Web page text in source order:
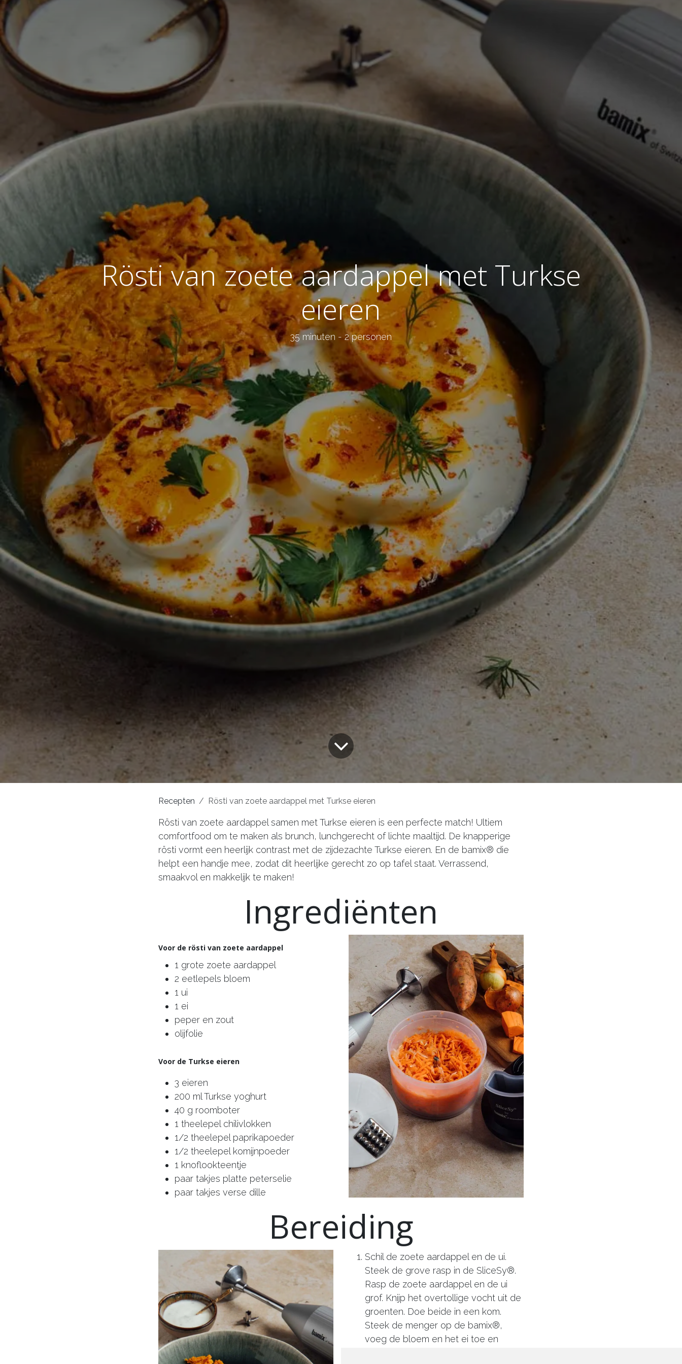
Rösti van zoete aardappel met Turkse
eieren
35 minuten - 2 personen
Recepten Rösti van zoete aardappel met Turkse eieren
Rösti van zoete aardappel samen met Turkse eieren is een perfecte match! Ultiem
comfortfood om te maken als brunch, lunchgerecht of lichte maaltijd. De knapperige
rösti vormt een heerlijk contrast met de zijdezachte Turkse eieren. En de bamix® die
helpt een handje mee, zodat dit heerlijke gerecht zo op tafel staat. Verrassend,
smaakvol en makkelijk te maken!
Ingrediënten
Voor de rösti van zoete aardappel
1 grote zoete aardappel
2 eetlepels bloem
1 ui
1 ei
peper en zout
olijfolie
Voor de Turkse eieren
3 eieren
200 ml Turkse yoghurt
40 g roomboter
1 theelepel chilivlokken
1/2 theelepel paprikapoeder
1/2 theelepel komijnpoeder
1 knoflookteentje
paar takjes platte peterselie
paar takjes verse dille
Bereiding
Schil de zoete aardappel en de ui.
Steek de grove rasp in de SliceSy®.
Rasp de zoete aardappel en de ui
grof. Knijp het overtollige vocht uit de
groenten. Doe beide in een kom.
Steek de menger op de bamix®,
voeg de bloem en het ei toe en